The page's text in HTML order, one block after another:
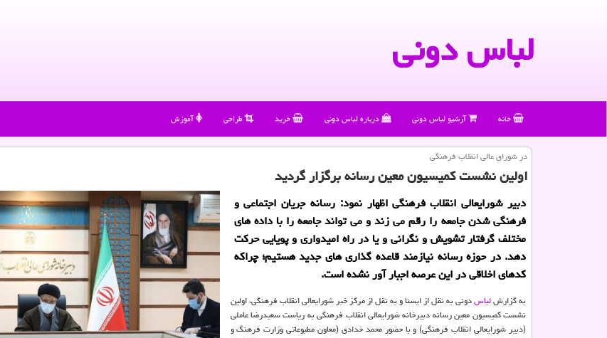
لباس دونی
خانه آرشیو لباس دونی درباره لباس دونی خرید طراحی آموزش
در شورای عالی انقلاب فرهنگی
اولین نشست كمیسیون معین رسانه برگزار گردید
دبیر شورایعالی انقلاب فرهنگی اظهار نمود: رسانه جریان اجتماعی و
فرهنگی شدن جامعه را رقم می زند و می تواند جامعه را با داده های
مختلف گرفتار تشویش و نگرانی و یا در راه امیدواری و پویایی حركت
دهد. در حوزه رسانه نیازمند قاعده گذاری های جدید هستیم؛ چراكه
كدهای اخلاقی در این عرصه اجبار آور نشده است.
به گزارشلباسدونی به نقل از ایسنا و به نقل از مرکز خبر شورایعالی انقلاب فرهنگی، اولین
نشست کمیسیون معین رسانه دبیرخانه شورایعالی انقلاب فرهنگی به ریاست سعیدرضا عاملی
(دبیر شورایعالی انقلاب فرهنگی) و با حضور محمد خدادی (معاون مطبوعاتی وزارت فرهنگ و